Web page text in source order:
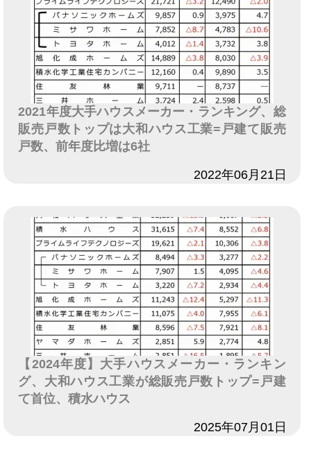
2021年度大手ハウスメーカー・ランキング、総
販売戸数トップは大和ハウス工業=戸建て販売
戸数、前年度比増は6社
2022年06月21日
【2024年度】大手ハウスメーカー・ランキン
グ、大和ハウス工業が総販売戸数トップ=戸建
て首位、積水ハウス
2025年07月01日